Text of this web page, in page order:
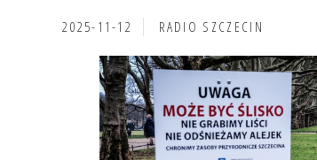
2025-11-12 RADIO SZCZECIN